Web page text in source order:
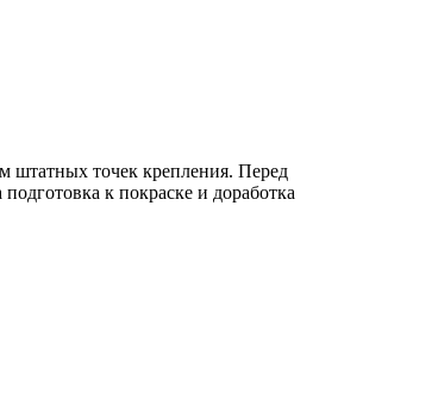
штатных точек крепления. Перед
к покраске и доработка